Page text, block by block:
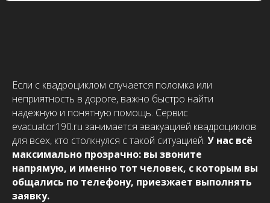
Если с квадроциклом случается поломка или
неприятность в дороге, важно быстро найти
надежную и понятную помощь. Сервис
evacuator190.ru занимается эвакуацией квадроциклов
для всех, кто столкнулся с такой ситуацией. У нас всё
максимально прозрачно: вы звоните
напрямую, и именно тот человек, с которым вы
общались по телефону, приезжает выполнять
заявку.